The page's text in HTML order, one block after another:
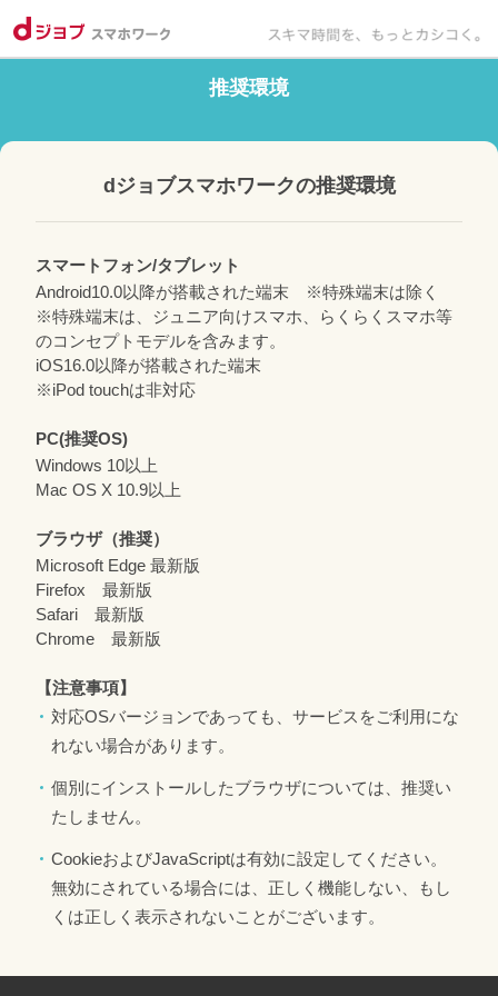
推奨環境
dジョブスマホワークの推奨環境
スマートフォン/タブレット
Android10.0以降が搭載された端末 ※特殊端末は除く
※特殊端末は、ジュニア向けスマホ、らくらくスマホ等
のコンセプトモデルを含みます。
iOS16.0以降が搭載された端末
※iPod touchは非対応
PC(推奨OS)
Windows 10以上
Mac OS X 10.9以上
ブラウザ（推奨）
Microsoft Edge 最新版
Firefox 最新版
Safari 最新版
Chrome 最新版
【注意事項】
対応OSバージョンであっても、サービスをご利用にな
れない場合があります。
個別にインストールしたブラウザについては、推奨い
たしません。
CookieおよびJavaScriptは有効に設定してください。
無効にされている場合には、正しく機能しない、もし
くは正しく表示されないことがございます。